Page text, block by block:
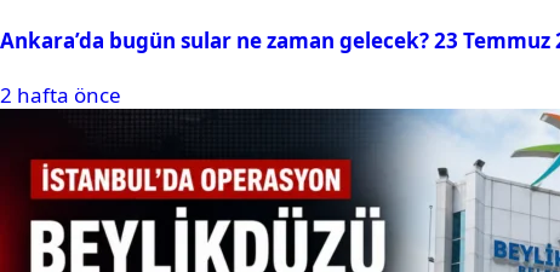
Ankara’da bugün sular ne zaman gelecek? 23
2 hafta önce